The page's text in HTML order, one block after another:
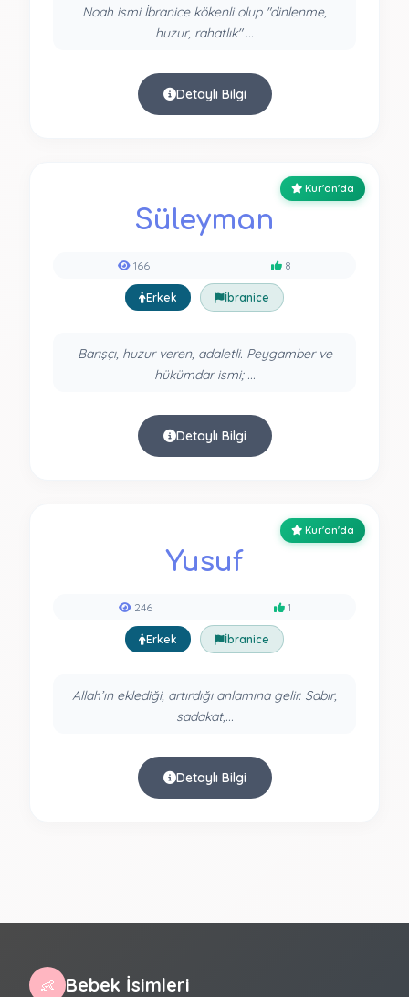
Noah ismi İbranice kökenli olup "dinlenme,
huzur, rahatlık" ...
Detaylı Bilgi
Kur'an'da
Süleyman
166 8
Erkek İbranice
Barışçı, huzur veren, adaletli. Peygamber ve
hükümdar ismi; ...
Detaylı Bilgi
Kur'an'da
Yusuf
246 1
Erkek İbranice
Allah’ın eklediği, artırdığı anlamına gelir. Sabır,
sadakat,...
Detaylı Bilgi
👶 Bebek İsimleri